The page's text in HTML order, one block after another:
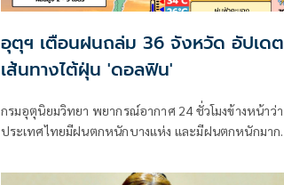
อุตุฯ เตือนฝนถล่ม 36 จังหวัด อัปเดต
เส้นทางไต้ฝุ่น 'ดอลฟิน'
กรมอุตุนิยมวิทยา พยากรณ์อากาศ 24 ชั่วโมงข้างหน้าว่า
ประเทศไทยมีฝนตกหนักบางแห่ง และมีฝนตกหนักมาก
ตะวันออก